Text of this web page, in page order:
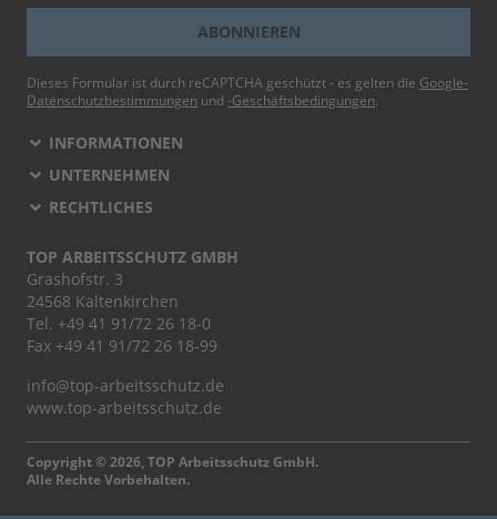
ABONNIEREN
Dieses Formular ist durch reCAPTCHA geschützt - es gelten die Google-
Datenschutzbestimmungen und -Geschäftsbedingungen.
INFORMATIONEN
UNTERNEHMEN
RECHTLICHES
TOP ARBEITSSCHUTZ GMBH
Grashofstr. 3
24568 Kaltenkirchen
Tel. +49 41 91/72 26 18-0
Fax +49 41 91/72 26 18-99
info@top-arbeitsschutz.de
www.top-arbeitsschutz.de
Copyright © 2026, TOP Arbeitsschutz GmbH.
Alle Rechte Vorbehalten.